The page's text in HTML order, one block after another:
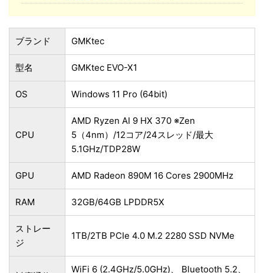
ブランド GMKtec
型名 GMKtec EVO-X1
OS Windows 11 Pro (64bit)
CPU
AMD Ryzen AI 9 HX 370 ※Zen
5（4nm）/12コア/24スレッド/最大
5.1GHz/TDP28W
GPU AMD Radeon 890M 16 Cores 2900MHz
RAM 32GB/64GB LPDDR5X
ストレー
ジ
1TB/2TB PCIe 4.0 M.2 2280 SSD NVMe
WiFi 6 (2.4GHz/5.0GHz)、 Bluetooth 5.2、